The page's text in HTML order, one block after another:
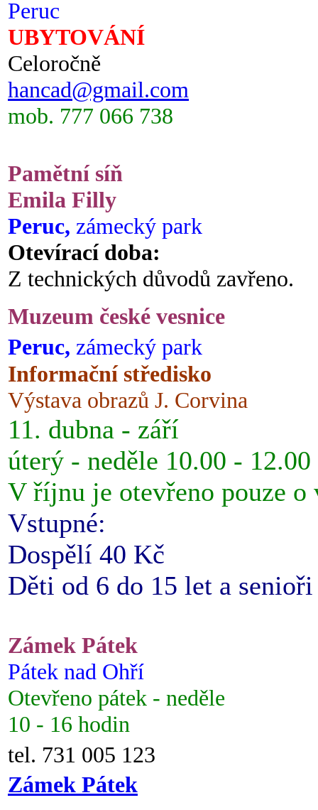
Peruc
UBYTOVÁNÍ
Celoročně
hancad@gmail.com
mob. 777 066 738
Pamětní síň
Emila Filly
Peruc, zámecký park
Otevírací doba:
Z technických důvodů zavřeno.
Muzeum české vesnice
Peruc, zámecký park
Informační středisko
Výstava obrazů J. Corvina
11. dubna - září
úterý - neděle 10.00 -
V říjnu je otevřeno pouze o
Vstupné:
Dospělí 40 Kč
Děti od 6 do 15 let a
Zámek Pátek
Pátek nad Ohří
Otevřeno pátek - neděle
10 - 16 hodin
tel. 731 005 123
Zámek Pátek